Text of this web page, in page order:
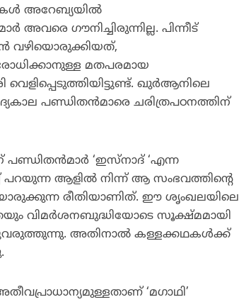
അറേബ്യയില്‍
ഗൗനിച്ചിരുന്നില്ല. പിന്നീട്
വഴിയൊരുക്കിയത്,
മതപരമായ
ഖുര്‍ആനിലെ
പണ്ഡിതന്‍മാരെ ചരിത്രപഠനത്തിന്
പണ്ഡിതന്‍മാര്‍ ‘ഇസ്‌നാദ് ‘എന്ന
പറയുന്ന ആളില്‍ നിന്ന് ആ സംഭവത്തിന്റെ
രീതിയാണിത്. ഈ ശൃംഖലയിലെ
വിമര്‍ശനബുദ്ധിയോടെ സൂക്ഷ്മമായി
അതിനാല്‍ കള്ളക്കഥകള്‍ക്ക്
‘മഗാഥി’